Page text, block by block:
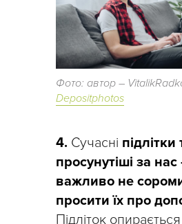
Фото: автор –
Depositphotos
4. Сучасні підлітки
просунутіші за нас
важливо не
просити їх про
Підліток опирається